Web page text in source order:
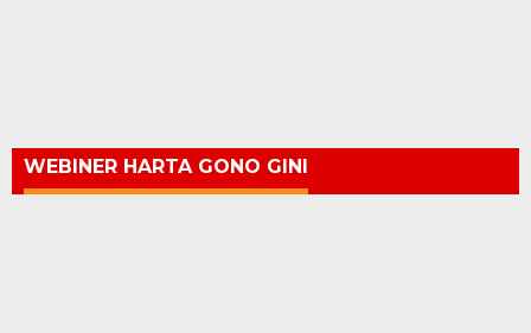
WEBINER HARTA GONO GINI